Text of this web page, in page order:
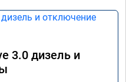
3.0 дизель и